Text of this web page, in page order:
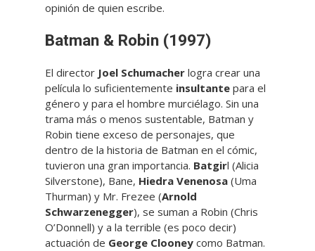
opinión de quien escribe.
Batman & Robin (1997)
El director Joel Schumacher logra crear una
película lo suficientemente insultante para el
género y para el hombre murciélago. Sin una
trama más o menos sustentable, Batman y
Robin tiene exceso de personajes, que
dentro de la historia de Batman en el cómic,
tuvieron una gran importancia. Batgirl (Alicia
Silverstone), Bane, Hiedra Venenosa (Uma
Thurman) y Mr. Frezee (Arnold
Schwarzenegger), se suman a Robin (Chris
O’Donnell) y a la terrible (es poco decir)
actuación de George Clooney como Batman.